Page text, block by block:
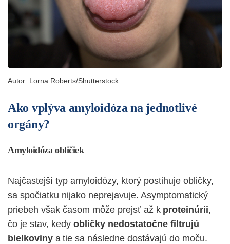
Autor: Lorna Roberts/Shutterstock
Ako vplýva amyloidóza na jednotlivé
orgány?
Amyloidóza obličiek
Najčastejší typ amyloidózy, ktorý postihuje obličky,
sa spočiatku nijako neprejavuje. Asymptomatický
priebeh však časom môže prejsť až k proteinúrii,
čo je stav, kedy obličky nedostatočne filtrujú
bielkoviny a tie sa následne dostávajú do moču.